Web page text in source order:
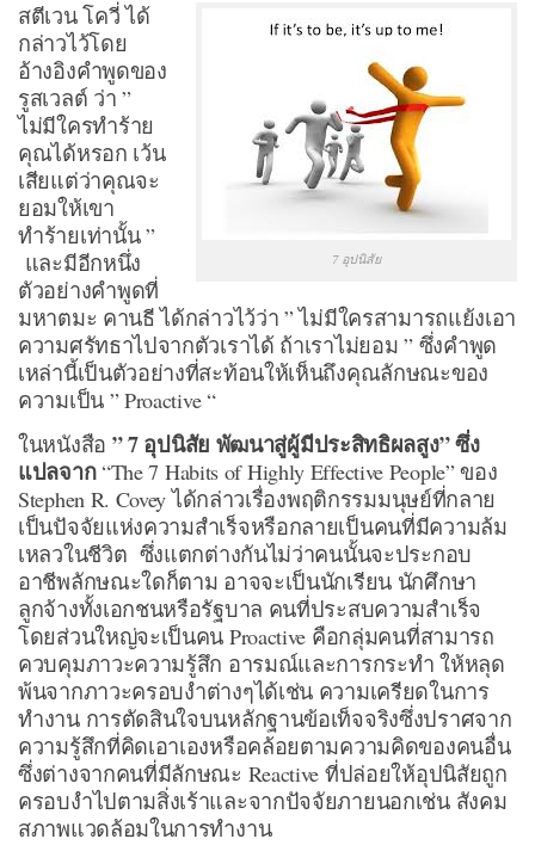
7 อุปนิสัย
สตีเวน โควี่ ได้
กล่าวไว้โดย
อ้างอิงคำพูดของ
รูสเวลต์ ว่า ”
ไม่มีใครทำร้าย
คุณได้หรอก เว้น
เสียแต่ว่าคุณจะ
ยอมให้เขา
ทำร้ายเท่านั้น ”
และมีอีกหนึ่ง
ตัวอย่างคำพูดที่
มหาตมะ คานธี ได้กล่าวไว้ว่า ” ไม่มีใครสามารถแย้งเอา
ความศรัทธาไปจากตัวเราได้ ถ้าเราไม่ยอม ” ซึ่งคำพูด
เหล่านี้เป็นตัวอย่างที่สะท้อนให้เห็นถึงคุณลักษณะของ
ความเป็น ” Proactive “
ในหนังสือ ” 7 อุปนิสัย พัฒนาสู่ผู้มีประสิทธิผลสูง” ซึ่ง
แปลจาก“The 7 Habits of Highly Effective People” ของ
Stephen R. Covey ได้กล่าวเรื่องพฤติกรรมมนุษย์ที่กลาย
เป็นปัจจัยแห่งความสำเร็จหรือกลายเป็นคนที่มีความล้ม
เหลวในชีวิต ซึ่งแตกต่างกันไม่ว่าคนนั้นจะประกอบ
อาชีพลักษณะใดก็ตาม อาจจะเป็นนักเรียน นักศึกษา
ลูกจ้างทั้งเอกชนหรือรัฐบาล คนที่ประสบความสำเร็จ
โดยส่วนใหญ่จะเป็นคน Proactive คือกลุ่มคนที่สามารถ
ควบคุมภาวะความรู้สึก อารมณ์และการกระทำ ให้หลุด
พ้นจากภาวะครอบงำต่างๆได้เช่น ความเครียดในการ
ทำงาน การตัดสินใจบนหลักฐานข้อเท็จจริงซึ่งปราศจาก
ความรู้สึกที่คิดเอาเองหรือคล้อยตามความคิดของคนอื่น
ซึ่งต่างจากคนที่มีลักษณะ Reactive ที่ปล่อยให้อุปนิสัยถูก
ครอบงำไปตามสิ่งเร้าและจากปัจจัยภายนอกเช่น สังคม
สภาพแวดล้อมในการทำงาน